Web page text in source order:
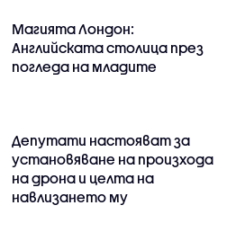
Магията Лондон:
Английската столица през
погледа на младите
Депутати настояват за
установяване на произхода
на дрона и целта на
навлизането му